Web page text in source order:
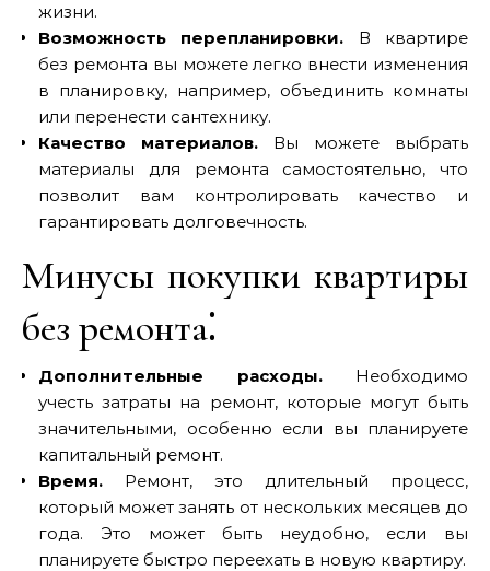
жизни.
Возможность перепланировки. В квартире
без ремонта вы можете легко внести изменения
в планировку‚ например‚ объединить комнаты
или перенести сантехнику.
Качество материалов. Вы можете выбрать
материалы для ремонта самостоятельно‚ что
позволит вам контролировать качество и
гарантировать долговечность.
Минусы покупки квартиры
без ремонта⁚
Дополнительные расходы.Необходимо
учесть затраты на ремонт‚ которые могут быть
значительными‚ особенно если вы планируете
капитальный ремонт.
Время. Ремонт, это длительный процесс‚
который может занять от нескольких месяцев до
года. Это может быть неудобно‚ если вы
планируете быстро переехать в новую квартиру.